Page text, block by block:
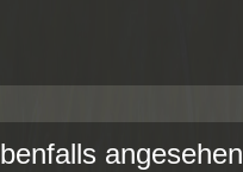
angesehen